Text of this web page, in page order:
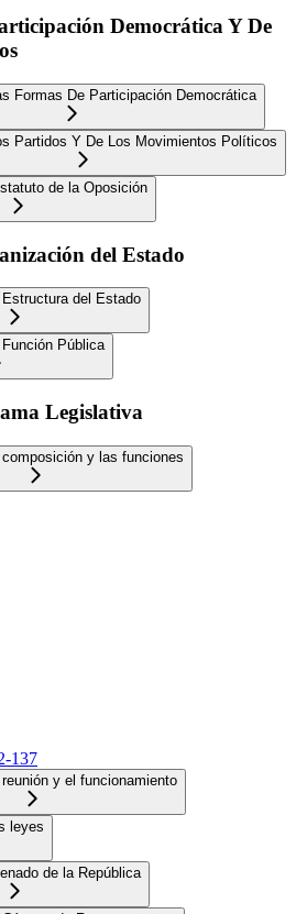
Democrática Y De
Formas De Participación Democrática
Partidos Y De Los Movimientos Políticos
de la Oposición
del Estado
del Estado
Pública
Legislativa
y las funciones
137
y el funcionamiento
leyes
de la República